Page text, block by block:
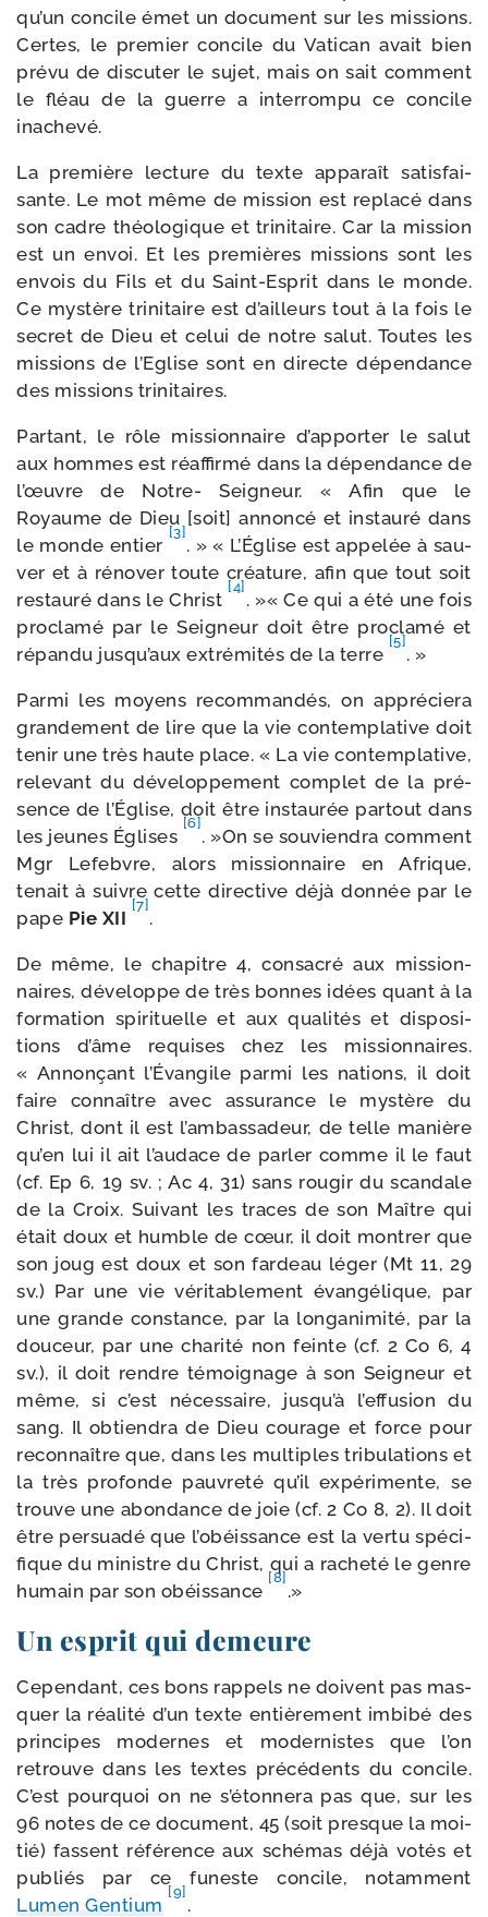
qu’un concile émet un docu­ment sur les mis­sions.
Certes, le pre­mier concile du Vatican avait bien
pré­vu de dis­cu­ter le sujet, mais on sait com­ment
le fléau de la guerre a inter­rom­pu ce concile
inachevé.
La pre­mière lec­ture du texte appa­raît satis­fai­
sante. Le mot même de mis­sion est repla­cé dans
son cadre théo­lo­gique et tri­ni­taire. Car la mis­sion
est un envoi. Et les pre­mières mis­sions sont les
envois du Fils et du Saint-​Esprit dans le monde.
Ce mys­tère tri­ni­taire est d’ailleurs tout à la fois le
secret de Dieu et celui de notre salut. Toutes les
mis­sions de l’Eglise sont en directe dépen­dance
des mis­sions trinitaires.
Partant, le rôle mis­sion­naire d’ap­por­ter le salut
aux hommes est réaf­fir­mé dans la dépen­dance de
l’œuvre de Notre- Seigneur. « Afin que le
Royaume de Dieu [soit] annon­cé et ins­tau­ré dans
le monde entier
[3]
. » « L’Église est appe­lée à sau­
ver et à réno­ver toute créa­ture, afin que tout soit
res­tau­ré dans le Christ
[4]
. »« Ce qui a été une fois
pro­cla­mé par le Seigneur doit être pro­cla­mé et
répan­du jus­qu’aux extré­mi­tés de la terre
[5]
. »
Parmi les moyens recom­man­dés, on appré­cie­ra
gran­de­ment de lire que la vie contem­pla­tive doit
tenir une très haute place. « La vie contem­pla­tive,
rele­vant du déve­lop­pe­ment com­plet de la pré­
sence de l’Église, doit être ins­tau­rée par­tout dans
les jeunes Églises
[6]
. »On se sou­vien­dra com­ment
Mgr Lefebvre, alors mis­sion­naire en Afrique,
tenait à suivre cette direc­tive déjà don­née par le
pape Pie XII
[7]
.
De même, le cha­pitre 4, consa­cré aux mis­sion­
naires, déve­loppe de très bonnes idées quant à la
for­ma­tion spi­ri­tuelle et aux qua­li­tés et dis­po­si­
tions d’âme requises chez les mis­sion­naires.
« Annonçant l’Évangile par­mi les nations, il doit
faire connaître avec assu­rance le mys­tère du
Christ, dont il est l’am­bas­sa­deur, de telle manière
qu’en lui il ait l’au­dace de par­ler comme il le faut
(cf. Ep 6, 19 sv. ; Ac 4, 31) sans rou­gir du scan­dale
de la Croix. Suivant les traces de son Maître qui
était doux et humble de cœur, il doit mon­trer que
son joug est doux et son far­deau léger (Mt 11, 29
sv.) Par une vie véri­ta­ble­ment évan­gé­lique, par
une grande constance, par la lon­ga­ni­mi­té, par la
dou­ceur, par une cha­ri­té non feinte (cf. 2 Co 6, 4
sv.), il doit rendre témoi­gnage à son Seigneur et
même, si c’est néces­saire, jus­qu’à l’ef­fu­sion du
sang. Il obtien­dra de Dieu cou­rage et force pour
recon­naître que, dans les mul­tiples tri­bu­la­tions et
la très pro­fonde pau­vre­té qu’il expé­ri­mente, se
trouve une abon­dance de joie (cf. 2 Co 8, 2). Il doit
être per­sua­dé que l’o­béis­sance est la ver­tu spé­ci­
fique du ministre du Christ, qui a rache­té le genre
humain par son obéis­sance
[8]
.»
Un esprit qui demeure
Cependant, ces bons rap­pels ne doivent pas mas­
quer la réa­li­té d’un texte entiè­re­ment imbi­bé des
prin­cipes modernes et moder­nistes que l’on
retrouve dans les textes pré­cé­dents du concile.
C’est pour­quoi on ne s’é­ton­ne­ra pas que, sur les
96 notes de ce docu­ment, 45 (soit presque la moi­
tié) fassent réfé­rence aux sché­mas déjà votés et
publiés par ce funeste concile, notam­ment
Lumen Gentium
[9]
.